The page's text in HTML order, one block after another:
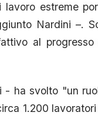
estreme
Nardini –.
al
ha svolto "un
1.200